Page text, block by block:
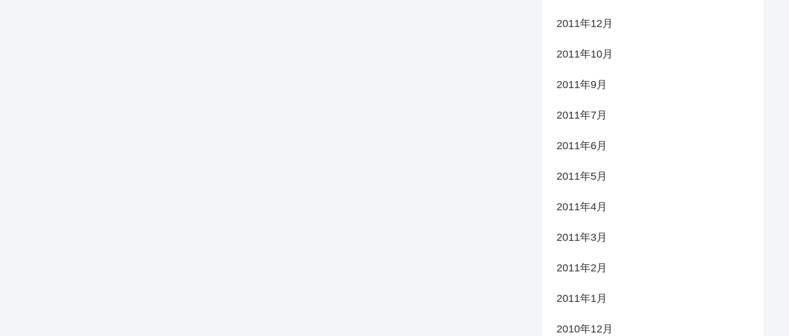
2011年12月
2011年10月
2011年9月
2011年7月
2011年6月
2011年5月
2011年4月
2011年3月
2011年2月
2011年1月
2010年12月